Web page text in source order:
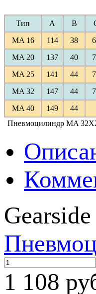
Тип A B
MA 16
114 38
MA 20
137 40
MA 25
141 44
MA 32
147 44
MA 40
149 44
Пневмоцилиндр MA
Gearside
1 108